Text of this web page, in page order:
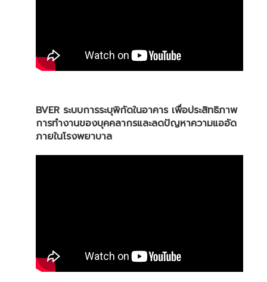
BVER ระบบการระบุพิกัดในอาคาร เพื่อประสิทธิภาพ
การทำงานของบุคคลากรและลดปัญหาความแออัด
ภายในโรงพยาบาล